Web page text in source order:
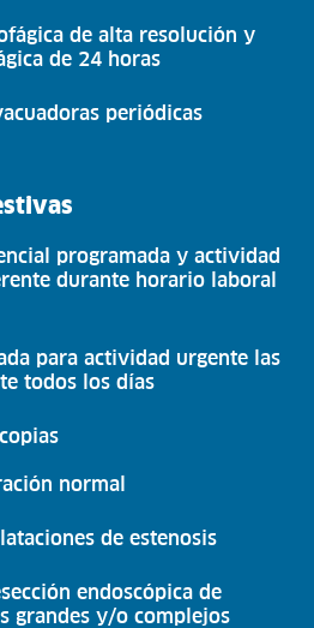
de alta resolución y
de 24 horas
periódicas
programada y actividad
durante horario laboral
para actividad urgente las
todos los días
normal
de estenosis
endoscópica de
grandes y/o complejos